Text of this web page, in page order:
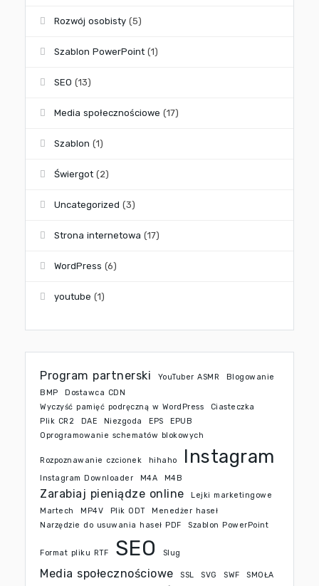
Rozwój osobisty (5)
Szablon PowerPoint (1)
SEO (13)
Media społecznościowe (17)
Szablon (1)
Świergot (2)
Uncategorized (3)
Strona internetowa (17)
WordPress (6)
youtube (1)
Program partnerski YouTuber ASMR
Blogowanie
BMP
Dostawca CDN
Wyczyść pamięć podręczną w WordPress
Ciasteczka
Plik CR2
DAE Niezgoda EPS
EPUB
Oprogramowanie schematów blokowych
Rozpoznawanie czcionek hihaho Instagram
Instagram Downloader M4A M4B
Zarabiaj pieniądze online
Lejki marketingowe
Martech
MP4V Plik ODT
Menedżer haseł
Narzędzie do usuwania haseł PDF
Szablon PowerPoint
Format pliku RTF SEO Slug
Media społecznościowe SSL SVG SWF SMOŁA